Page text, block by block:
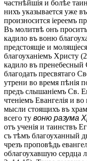
частнѣйшія и болѣе
нихъ указывается уже
произносится іереемъ
Въ молитвѣ онъ
кадило въ воню
предстоящіе и
благоуханіемъ Христу
кадило въ
благодать пресвятаго
утрени во время пѣнія
предъ слышаніемъ Св.
чтеніемъ Евангелія и
мысли стоящихъ въ
всего ту воню разума
отъ ученія и таинствъ
съ тѣмъ благоуханный
чрезъ проповѣдь
облагоухавшую сердца